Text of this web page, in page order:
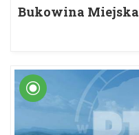
Bukowina Miejska